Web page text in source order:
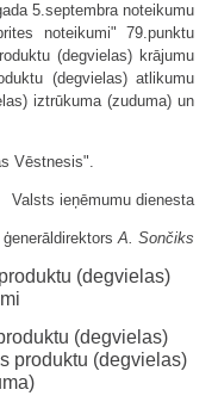
5.septembra noteikumu
noteikumi" 79.punktu
(degvielas) krājumu
(degvielas) atlikumu
iztrūkuma (zuduma) un
Vēstnesis".
Valsts ieņēmumu dienesta
ģenerāldirektorsA. Sončiks
(degvielas)
(degvielas)
produktu (degvielas)